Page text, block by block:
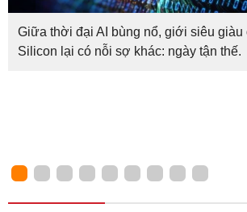
Giữa thời đại AI bùng nổ, giới siêu giàu
Silicon lại có nỗi sợ khác: ngày tận thế.